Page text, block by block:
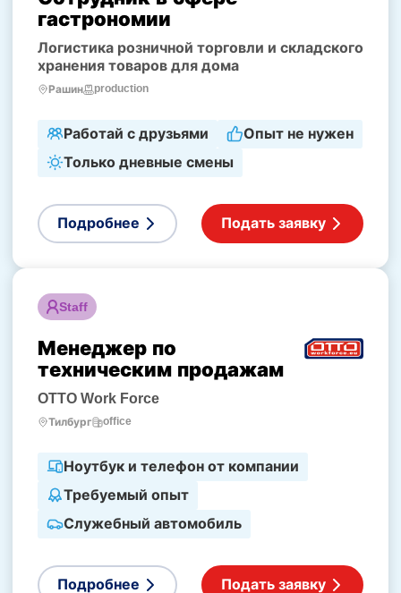
гастрономии
Логистика розничной торговли и складского
хранения товаров для дома
Рашин production
Работай с друзьями
Опыт не нужен
Только дневные смены
Подробнее Подать заявку
Staff
Менеджер по
техническим продажам
OTTO Work Force
Тилбург office
Ноутбук и телефон от компании
Требуемый опыт
Служебный автомобиль
Подробнее Подать заявку